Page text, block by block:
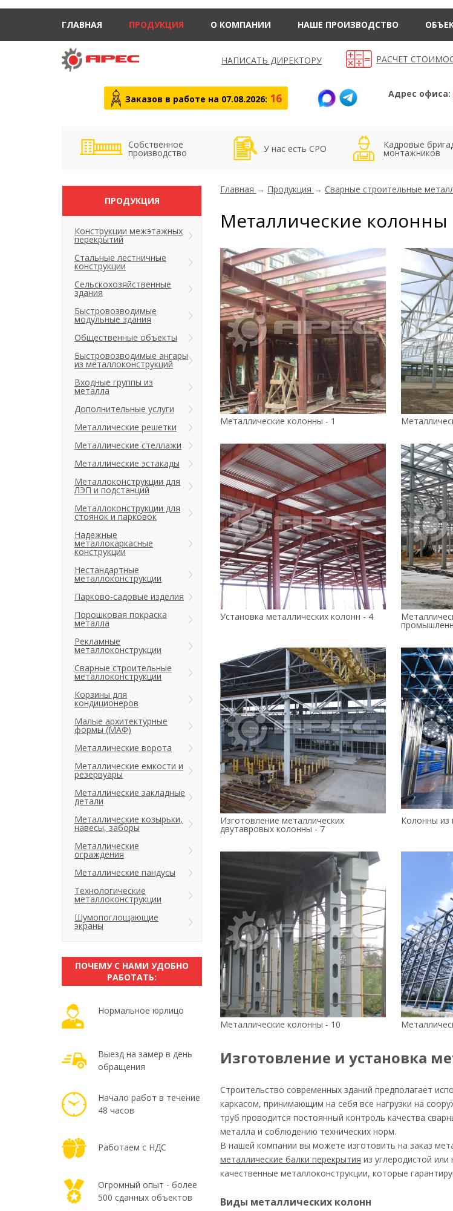
ГЛАВНАЯ ПРОДУКЦИЯ О КОМПАНИИ НАШЕ ПРОИЗВОДСТВО
НАПИСАТЬ ДИРЕКТОРУ РАСЧЕТ
Адрес офиса:
Заказов в работе на 07.08.2026: 16
Собственное
производство У нас есть СРО Кадровые
монтажников
Главная → Продукция → Сварные строительные
Металлические колонны
Металлические колонны - 1
Установка металлических колонн - 4
Изготовление металлических
двутавровых колонны - 7
Колонны из
Металлические колонны - 10
Изготовление и установка
Строительство современных зданий предполагает
каркасом, принимающим на себя все нагрузки на
труб проводится постоянный контроль качества
металла и соблюдению технических норм.
В нашей компании вы можете изготовить на заказ
металлические балки перекрытия из углеродистой
качественные металлоконструкции, которые
Виды металлических колонн
ПРОДУКЦИЯ
Конструкции межэтажных
перекрытий
Стальные лестничные
конструкции
Сельскохозяйственные
здания
Быстровозводимые
модульные здания
Общественные объекты
Быстровозводимые ангары
из металлоконструкций
Входные группы из
металла
Дополнительные услуги
Металлические решетки
Металлические стеллажи
Металлические эстакады
Металлоконструкции для
ЛЭП и подстанций
Металлоконструкции для
стоянок и парковок
Надежные
металлокаркасные
конструкции
Нестандартные
металлоконструкции
Парково-садовые изделия
Порошковая покраска
металла
Рекламные
металлоконструкции
Сварные строительные
металлоконструкции
Корзины для
кондиционеров
Малые архитектурные
формы (МАФ)
Металлические ворота
Металлические емкости и
резервуары
Металлические закладные
детали
Металлические козырьки,
навесы, заборы
Металлические
ограждения
Металлические пандусы
Технологические
металлоконструкции
Шумопоглощающие
экраны
ПОЧЕМУ С НАМИ УДОБНО
РАБОТАТЬ:
Нормальное юрлицо
Выезд на замер в день
обращения
Начало работ в течение
48 часов
Работаем с НДС
Огромный опыт - более
500 сданных объектов